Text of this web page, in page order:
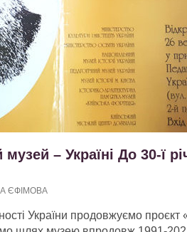
– Україні До 30-ї
ЄФІМОВА
України продовжуємо